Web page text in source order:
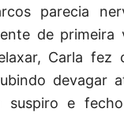
parecia
de primeira
Carla fez
devagar
suspiro e